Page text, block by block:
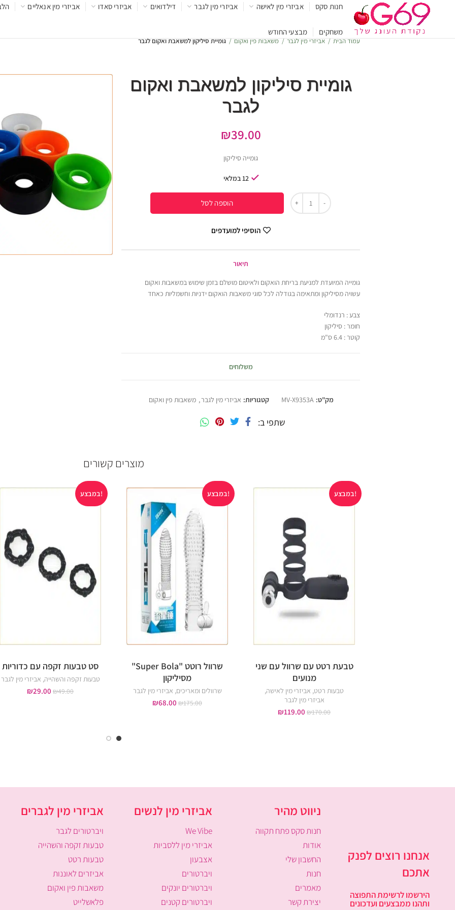
חנות סקס אביזרי מין לאישה אביזרי מין לגבר דילדואים אביזרי סאדו אביזרי מין אנאליים
משחקים מבצעי החודש
עמוד הבית אביזרי מין לגבר משאבות פין ואקום גומיית סיליקון למשאבת ואקום לגבר
גומיית סיליקון למשאבת ואקום
לגבר
₪39.00
גומייה סיליקון
12 במלאי
הוספה לסל
הוסיפי למועדפים
תיאור
גומייה המיועדת למניעת בריחת הואקום ולאיטום מושלם בזמן שימוש במשאבות ואקום
עשויה מסיליקון ומתאימה בגודלה לכל סוגי משאבות הואקום ידניות וחשמליות כאחד
צבע : רנדומלי
חומר : סיליקון
קוטר : 6.4 ס"מ
משלוחים
מק"ט: MV-X9353A קטגוריות: אביזרי מין לגבר, משאבות פין ואקום
שתפי ב
מוצרים קשורים
במבצע!
טבעת רטט עם שרוול עם שני
מנועים
טבעות רטט, אביזרי מין לאישה,
אביזרי מין לגבר
₪170.00
₪119.00
במבצע!
שרוול רוטט "Super Bola"
מסיליקון
שרוולים ומאריכים, אביזרי מין לגבר
₪175.00
₪68.00
במבצע!
סט טבעות זקפה עם כדוריות
טבעות זקפה והשהייה, אביזרי מין לגבר
₪49.00
₪29.00
אנחנו רוצים לפנק
אתכם
הירשמו לרשימת התפוצה
ותהנו ממבצעים ועדכונים
ניווט מהיר
חנות סקס פתח תקווה
אודות
החשבון שלי
חנות
מאמרים
יצירת קשר
אביזרי מין לנשים
We Vibe
אביזרי מין ללסביות
אצבעון
ויברטורים
ויברטורים יונקים
ויברטורים קטנים
אביזרי מין לגברים
ויברטורים לגבר
טבעות זקפה והשהייה
טבעות רטט
אביזרים לאוננות
משאבות פין ואקום
פלאשלייט